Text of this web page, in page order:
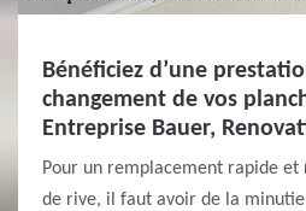
Bénéficiez d’une
changement de vos
Entreprise Bauer,
Pour un remplacement rapide et
de rive, il faut avoir de la